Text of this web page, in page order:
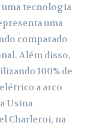
uma tecnologia
uma
comparado
Além disso,
100% de
a arco
Usina
Charleroi, na